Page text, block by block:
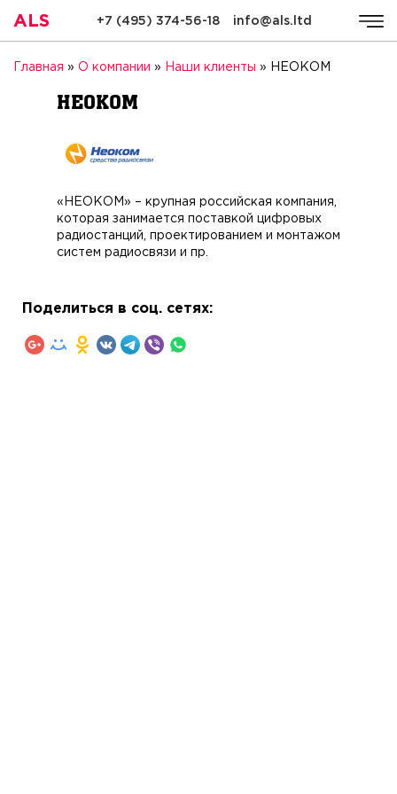
ALS
ALS Компания Услуги Стоимость
+7 (495) 374-56-18 info@als.ltd
Главная » О компании » Наши клиенты » НЕОКОМ
НЕОКОМ
«НЕОКОМ» – крупная российская компания,
которая занимается поставкой цифровых
радиостанций, проектированием и монтажом
систем радиосвязи и пр.
Поделиться в соц. сетях: